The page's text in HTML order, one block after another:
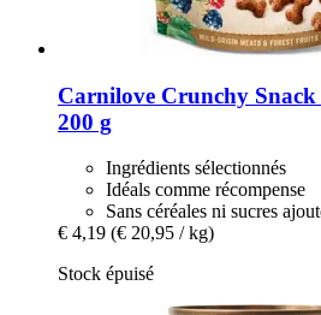
Carnilove Crunchy
200 g
Ingrédients sélectionnés
Idéals comme récompense
Sans céréales ni sucres
€ 4,19 (€ 20,95 / kg)
Stock épuisé